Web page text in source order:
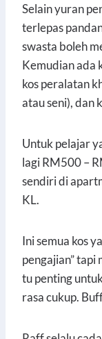
Selain yuran
terlepas
swasta boleh
Kemudian ada
kos peralatan
atau seni), dan
Untuk pelajar
lagi RM500 –
sendiri di
KL.
Ini semua kos
pengajian” tapi
tu penting
rasa cukup.